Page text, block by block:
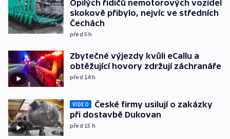
Opilých řidičů nemotorových vozidel
skokově přibylo, nejvíc ve středních
Čechách
před 5h
Zbytečné výjezdy kvůli eCallu a
obtěžující hovory zdržují záchranáře
před 14h
VIDEO
České firmy usilují o zakázky
při dostavbě Dukovan
před 15 h